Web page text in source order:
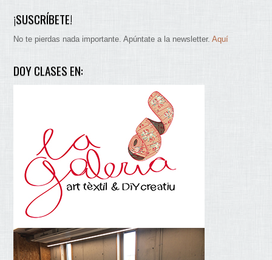
¡SUSCRÍBETE!
No te pierdas nada importante. Apúntate a la newsletter.Aquí
DOY CLASES EN: